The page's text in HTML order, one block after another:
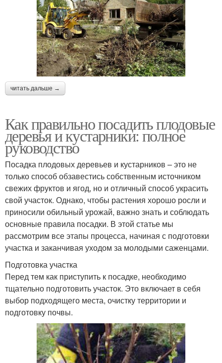
читать дальше →
Как правильно посадить плодовые
деревья и кустарники: полное
руководство
Посадка плодовых деревьев и кустарников – это не
только способ обзавестись собственным источником
свежих фруктов и ягод, но и отличный способ украсить
свой участок. Однако, чтобы растения хорошо росли и
приносили обильный урожай, важно знать и соблюдать
основные правила посадки. В этой статье мы
рассмотрим все этапы процесса, начиная с подготовки
участка и заканчивая уходом за молодыми саженцами.
Подготовка участка
Перед тем как приступить к посадке, необходимо
тщательно подготовить участок. Это включает в себя
выбор подходящего места, очистку территории и
подготовку почвы.